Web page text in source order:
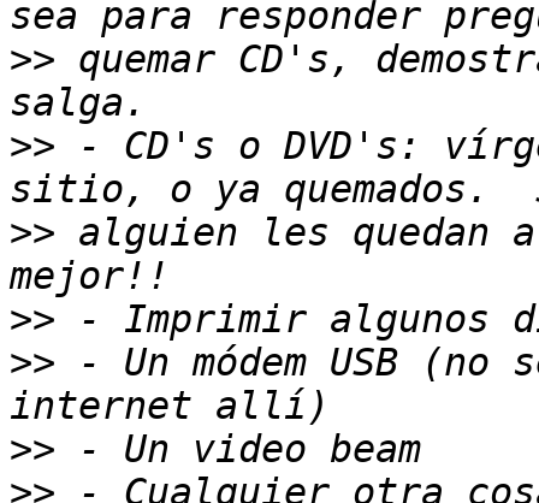
>> quemar CD's,
>> - CD's o DVD's:
>> alguien les quedan
>>
>> - Un módem USB (no
>>
>> - Cualquier otra